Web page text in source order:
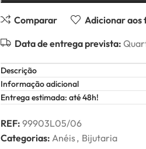
Comparar Adicionar aos
Data de entrega prevista:
Descrição
Informação adicional
Entrega estimada: até 48h!
REF: 99903L05/06
Categorias: Anéis, Bijutaria